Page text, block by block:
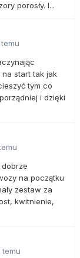
porosły. I...
start tak jak
tym co
i dzięki
na początku
zestaw za
kwitnienie,
temu